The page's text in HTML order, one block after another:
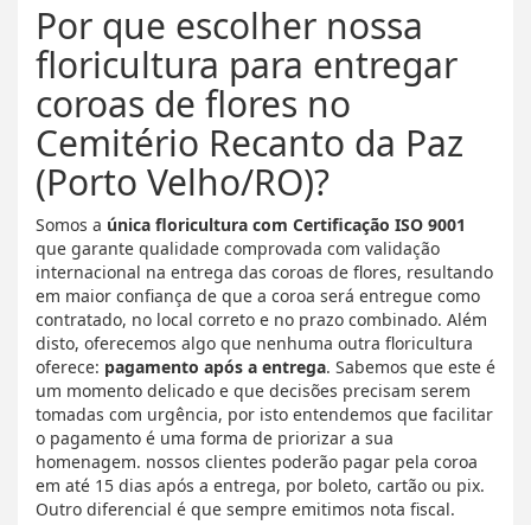
Por que escolher nossa
floricultura para entregar
coroas de flores no
Cemitério Recanto da Paz
(Porto Velho/RO)?
Somos a única floricultura com Certificação ISO 9001
que garante qualidade comprovada com validação
internacional na entrega das coroas de flores, resultando
em maior confiança de que a coroa será entregue como
contratado, no local correto e no prazo combinado. Além
disto, oferecemos algo que nenhuma outra floricultura
oferece: pagamento após a entrega. Sabemos que este é
um momento delicado e que decisões precisam serem
tomadas com urgência, por isto entendemos que facilitar
o pagamento é uma forma de priorizar a sua
homenagem. nossos clientes poderão pagar pela coroa
em até 15 dias após a entrega, por boleto, cartão ou pix.
Outro diferencial é que sempre emitimos nota fiscal.